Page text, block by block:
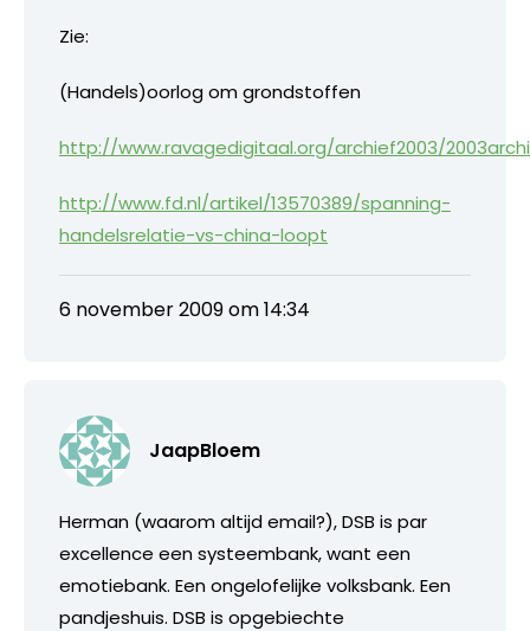
Zie:
(Handels)oorlog om grondstoffen
http://www.ravagedigitaal.org/archief2003/
http://www.fd.nl/artikel/13570389/spanning-
handelsrelatie-vs-china-loopt
6 november 2009 om 14:34
JaapBloem
Herman (waarom altijd email?), DSB is par
excellence een systeembank, want een
emotiebank. Een ongelofelijke volksbank. Een
pandjeshuis. DSB is opgebiechte